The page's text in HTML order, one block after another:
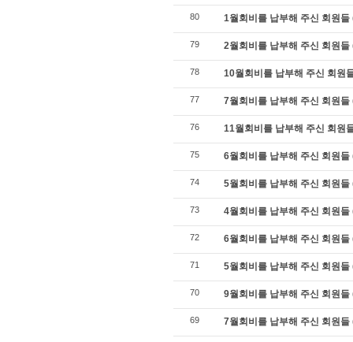
80 1월회비를 납부해 주신 회원들
79 2월회비를 납부해 주신 회원들
78 10월회비를 납부해 주신 회원
77 7월회비를 납부해 주신 회원들
76 11월회비를 납부해 주신 회원
75 6월회비를 납부해 주신 회원들
74 5월회비를 납부해 주신 회원들
73 4월회비를 납부해 주신 회원들
72 6월회비를 납부해 주신 회원들
71 5월회비를 납부해 주신 회원들
70 9월회비를 납부해 주신 회원들
69 7월회비를 납부해 주신 회원들